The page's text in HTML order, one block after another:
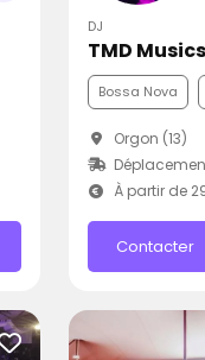
DJ
TMD Musics
Bossa Nova
Orgon (13)
À partir de
Contacter